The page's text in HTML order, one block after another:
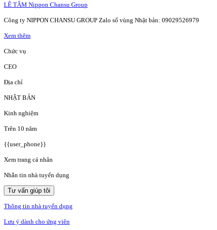
LÊ TÂM Nippon Chansu Group
Công ty NIPPON CHANSU GROUP Zalo số vùng Nhật bản: 09029526979
Xem thêm
Chức vụ
CEO
Địa chỉ
NHẬT BẢN
Kinh nghiệm
Trên 10 năm
{{user_phone}}
Xem trang cá nhân
Nhắn tin nhà tuyển dụng
Tư vấn giúp tôi
Thông tin nhà tuyển dụng
Lưu ý dành cho ứng viên